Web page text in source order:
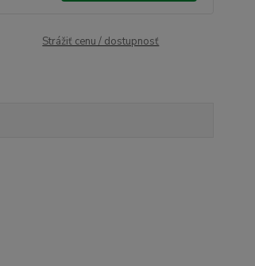
Strážiť cenu / dostupnosť